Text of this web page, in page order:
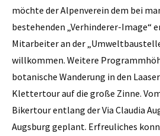
möchte der Alpenverein dem bei
bestehenden „Verhinderer-Image“
Mitarbeiter an der
willkommen. Weitere
botanische Wanderung in den
Klettertour auf die große Zinne.
Bikertour entlang der Via Claudia
Augsburg geplant. Erfreuliches